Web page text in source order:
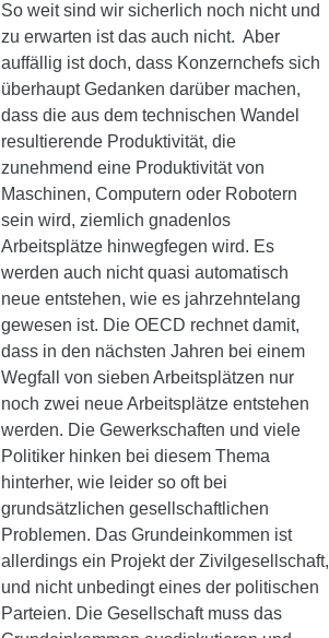
So weit sind wir sicherlich noch nicht und
zu erwarten ist das auch nicht. Aber
auffällig ist doch, dass Konzernchefs sich
überhaupt Gedanken darüber machen,
dass die aus dem technischen Wandel
resultierende Produktivität, die
zunehmend eine Produktivität von
Maschinen, Computern oder Robotern
sein wird, ziemlich gnadenlos
Arbeitsplätze hinwegfegen wird. Es
werden auch nicht quasi automatisch
neue entstehen, wie es jahrzehntelang
gewesen ist. Die OECD rechnet damit,
dass in den nächsten Jahren bei einem
Wegfall von sieben Arbeitsplätzen nur
noch zwei neue Arbeitsplätze entstehen
werden. Die Gewerkschaften und viele
Politiker hinken bei diesem Thema
hinterher, wie leider so oft bei
grundsätzlichen gesellschaftlichen
Problemen. Das Grundeinkommen ist
allerdings ein Projekt der Zivilgesellschaft,
und nicht unbedingt eines der politischen
Parteien. Die Gesellschaft muss das